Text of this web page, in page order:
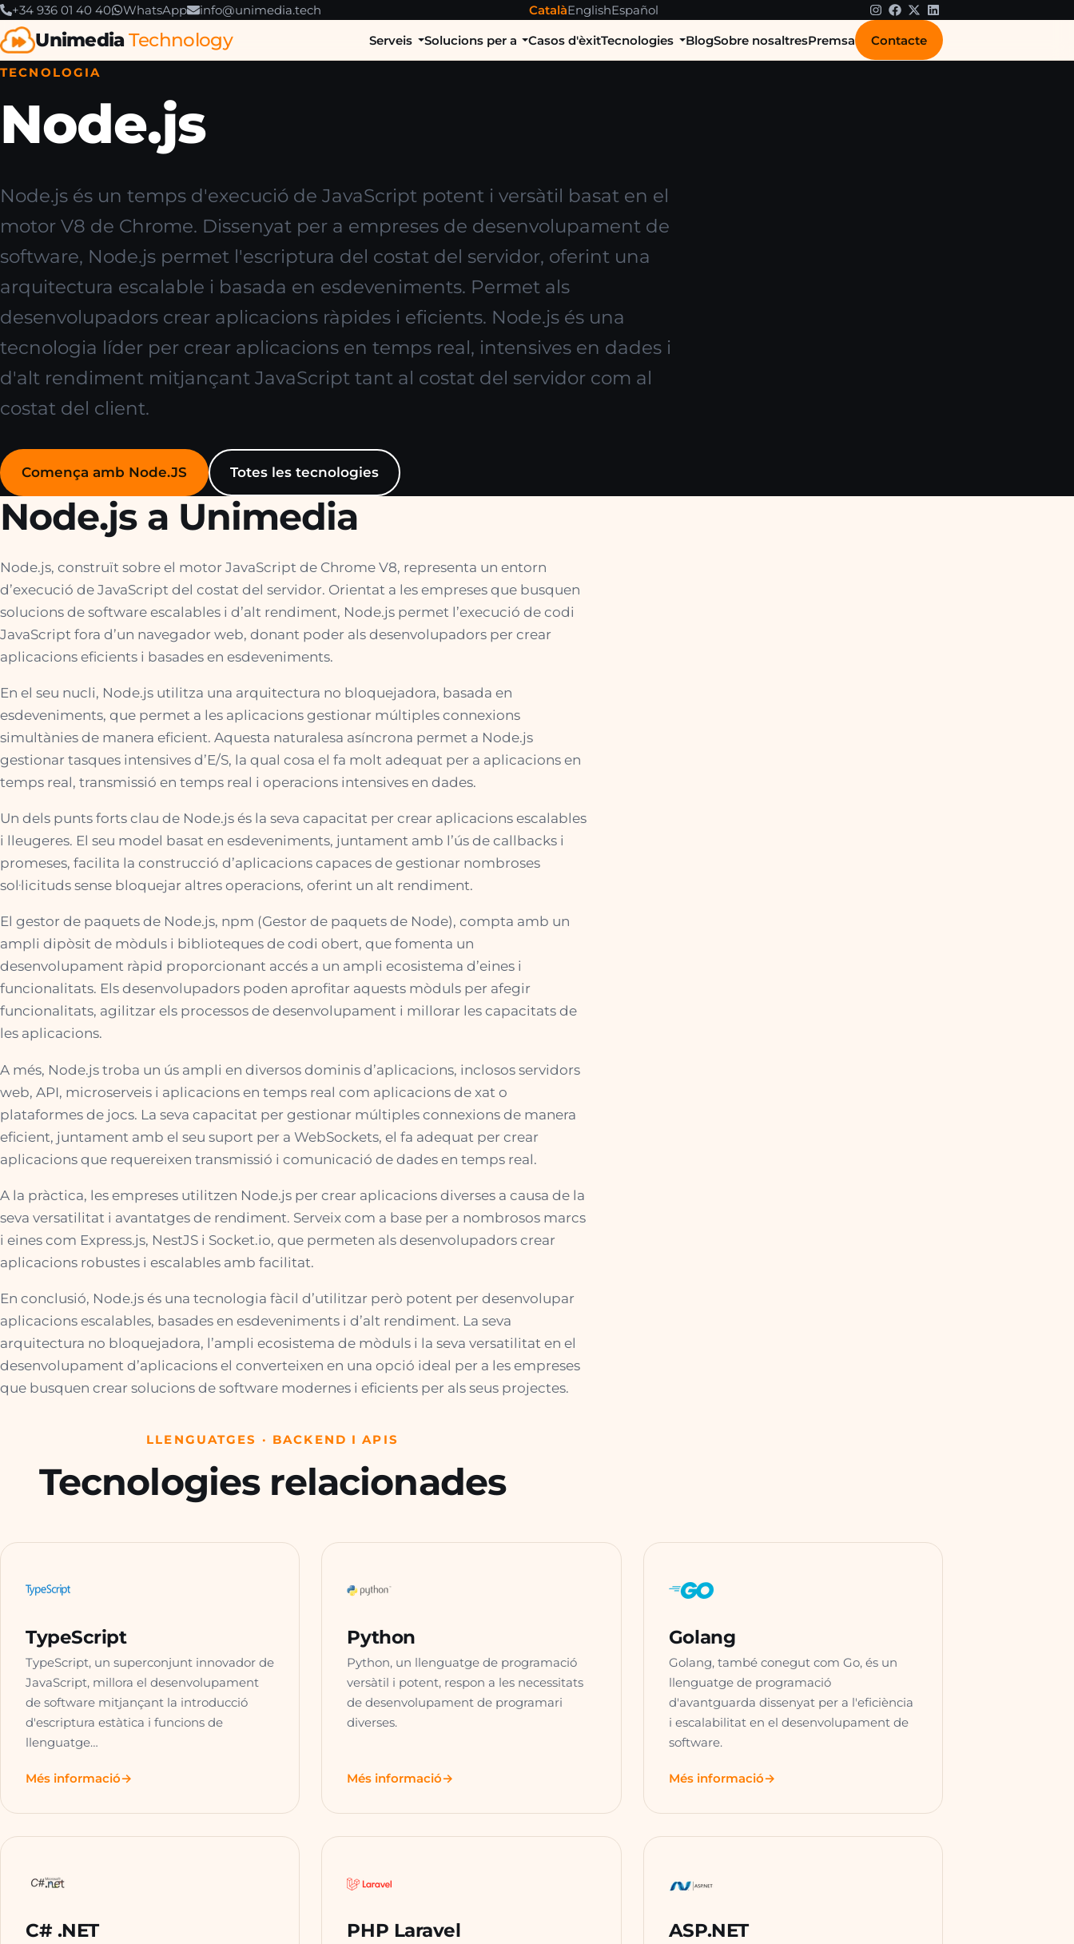
+34 936 01 40 40 WhatsApp info@unimedia.tech CatalàEnglishEspañol
Unimedia Technology Serveis Solucions per a Casos d'èxitTecnologies BlogSobre nosaltresPremsa Contacte
TECNOLOGIA
Node.js
Node.js és un temps d'execució de JavaScript potent i versàtil basat en el
motor V8 de Chrome. Dissenyat per a empreses de desenvolupament de
software, Node.js permet l'escriptura del costat del servidor, oferint una
arquitectura escalable i basada en esdeveniments. Permet als
desenvolupadors crear aplicacions ràpides i eficients. Node.js és una
tecnologia líder per crear aplicacions en temps real, intensives en dades i
d'alt rendiment mitjançant JavaScript tant al costat del servidor com al
costat del client.
Comença amb Node.JS Totes les tecnologies
Node.js a Unimedia
Node.js, construït sobre el motor JavaScript de Chrome V8, representa un entorn
d’execució de JavaScript del costat del servidor. Orientat a les empreses que busquen
solucions de software escalables i d’alt rendiment, Node.js permet l’execució de codi
JavaScript fora d’un navegador web, donant poder als desenvolupadors per crear
aplicacions eficients i basades en esdeveniments.
En el seu nucli, Node.js utilitza una arquitectura no bloquejadora, basada en
esdeveniments, que permet a les aplicacions gestionar múltiples connexions
simultànies de manera eficient. Aquesta naturalesa asíncrona permet a Node.js
gestionar tasques intensives d’E/S, la qual cosa el fa molt adequat per a aplicacions en
temps real, transmissió en temps real i operacions intensives en dades.
Un dels punts forts clau de Node.js és la seva capacitat per crear aplicacions escalables
i lleugeres. El seu model basat en esdeveniments, juntament amb l’ús de callbacks i
promeses, facilita la construcció d’aplicacions capaces de gestionar nombroses
sol·licituds sense bloquejar altres operacions, oferint un alt rendiment.
El gestor de paquets de Node.js, npm (Gestor de paquets de Node), compta amb un
ampli dipòsit de mòduls i biblioteques de codi obert, que fomenta un
desenvolupament ràpid proporcionant accés a un ampli ecosistema d’eines i
funcionalitats. Els desenvolupadors poden aprofitar aquests mòduls per afegir
funcionalitats, agilitzar els processos de desenvolupament i millorar les capacitats de
les aplicacions.
A més, Node.js troba un ús ampli en diversos dominis d’aplicacions, inclosos servidors
web, API, microserveis i aplicacions en temps real com aplicacions de xat o
plataformes de jocs. La seva capacitat per gestionar múltiples connexions de manera
eficient, juntament amb el seu suport per a WebSockets, el fa adequat per crear
aplicacions que requereixen transmissió i comunicació de dades en temps real.
A la pràctica, les empreses utilitzen Node.js per crear aplicacions diverses a causa de la
seva versatilitat i avantatges de rendiment. Serveix com a base per a nombrosos marcs
i eines com Express.js, NestJS i Socket.io, que permeten als desenvolupadors crear
aplicacions robustes i escalables amb facilitat.
En conclusió, Node.js és una tecnologia fàcil d’utilitzar però potent per desenvolupar
aplicacions escalables, basades en esdeveniments i d’alt rendiment. La seva
arquitectura no bloquejadora, l’ampli ecosistema de mòduls i la seva versatilitat en el
desenvolupament d’aplicacions el converteixen en una opció ideal per a les empreses
que busquen crear solucions de software modernes i eficients per als seus projectes.
LLENGUATGES · BACKEND I APIS
Tecnologies relacionades
TypeScript
TypeScript, un superconjunt innovador de
JavaScript, millora el desenvolupament
de software mitjançant la introducció
d'escriptura estàtica i funcions de
llenguatge…
Més informació
Python
Python, un llenguatge de programació
versàtil i potent, respon a les necessitats
de desenvolupament de programari
diverses.
Més informació
Golang
Golang, també conegut com Go, és un
llenguatge de programació
d'avantguarda dissenyat per a l'eficiència
i escalabilitat en el desenvolupament de
software.
Més informació
C# .NET PHP Laravel ASP.NET